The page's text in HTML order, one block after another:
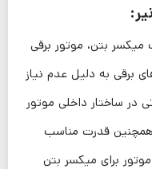
میکسر بتن، موتور برقی
برقی به دلیل عدم نیاز
در ساختار داخلی موتور
همچنین قدرت مناسب
موتور برای میکسر بتن